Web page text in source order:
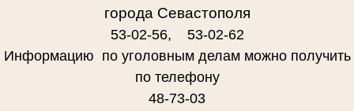
города Севастополя
53-02-56, 53-02-62
Информацию по уголовным делам можно получить
по телефону
48-73-03